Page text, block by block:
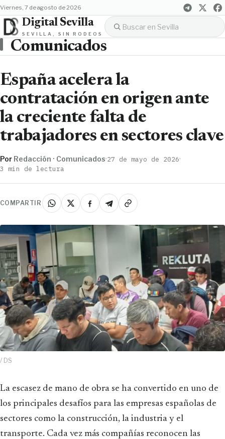
viernes, 7 de agosto de 2026
Digital Sevilla
SEVILLA, SIN RODEOS
Comunicados
España acelera la
contratación en origen ante
la creciente falta de
trabajadores en sectores clave
Por Redacción · Comunicados·27 de mayo de 2026·
3 min de lectura
COMPARTIR
/ DS
La escasez de mano de obra se ha convertido en uno de
los principales desafíos para las empresas españolas de
sectores como la construcción, la industria y el
transporte. Cada vez más compañías reconocen las